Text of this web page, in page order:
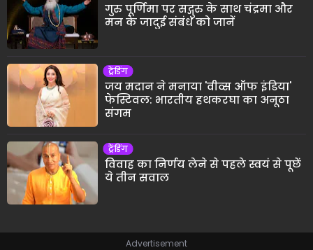
गुरु पूर्णिमा पर सद्गुरु के साथ चंद्रमा और
मन के जादुई संबंध को जानें
ट्रेंडिंग
जय मदान ने मनाया 'वीव्स ऑफ इंडिया'
फेस्टिवल: भारतीय हथकरघा का अनूठा
संगम
ट्रेंडिंग
विवाह का निर्णय लेने से पहले स्वयं से पूछें
ये तीन सवाल
Advertisement